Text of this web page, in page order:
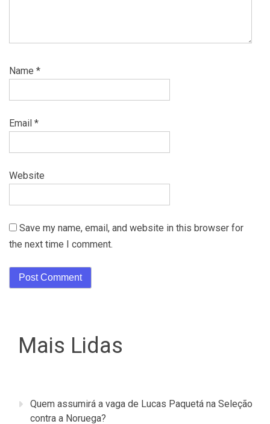
Name *
Email *
Website
Save my name, email, and website in this browser for
the next time I comment.
Mais Lidas
Quem assumirá a vaga de Lucas Paquetá na Seleção
contra a Noruega?